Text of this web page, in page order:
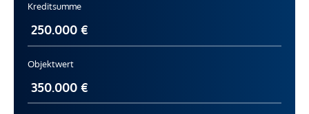
Kreditsumme
Objektwert